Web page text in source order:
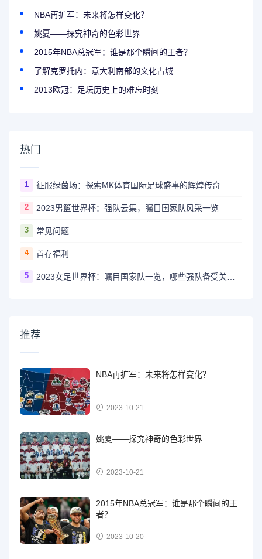
NBA再扩军：未来将怎样变化？
姚夏——探究神奇的色彩世界
2015年NBA总冠军：谁是那个瞬间的王者？
了解克罗托内：意大利南部的文化古城
2013欧冠：足坛历史上的难忘时刻
热门
1 征服绿茵场：探索MK体育国际足球盛事的辉煌传奇
2 2023男篮世界杯：强队云集，瞩目国家队风采一览
3 常见问题
4 首存福利
5
推荐
NBA再扩军：未来将怎样变化？
2023-10-21
姚夏——探究神奇的色彩世界
2023-10-21
2015年NBA总冠军：谁是那个瞬间的王
者？
2023-10-20